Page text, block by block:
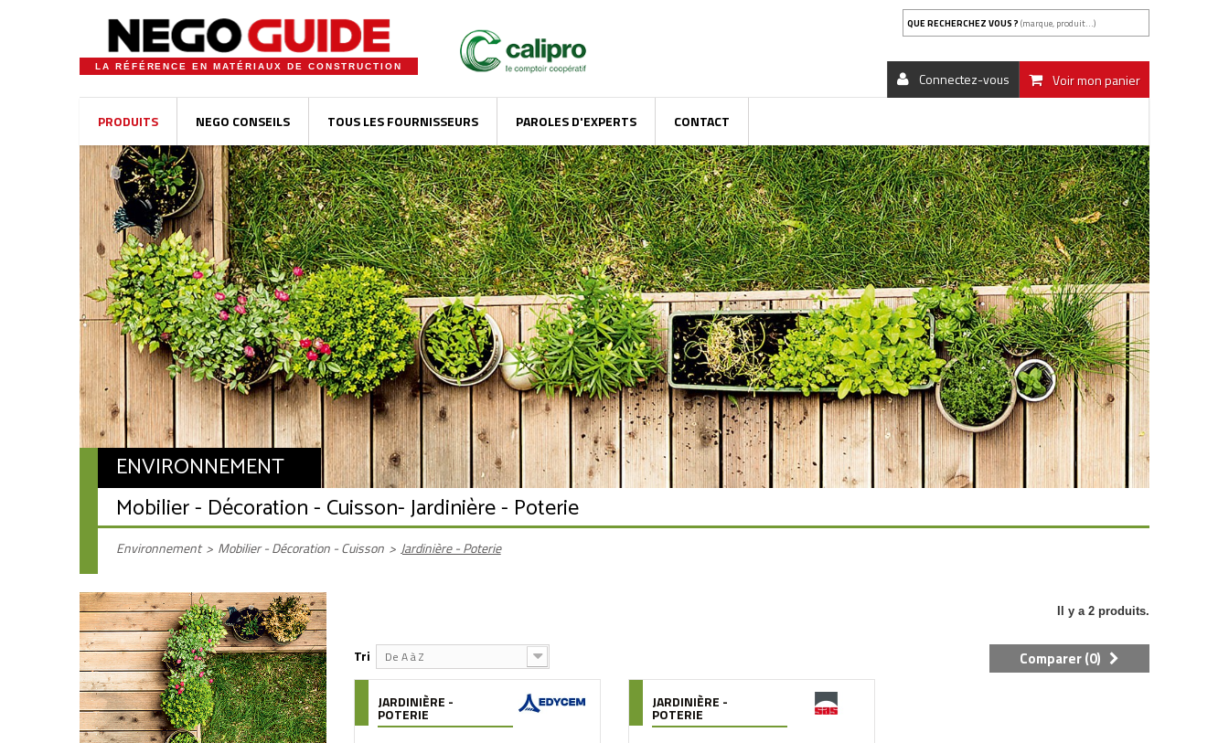
LA RÉFÉRENCE EN MATÉRIAUX DE CONSTRUCTION
QUE RECHERCHEZ VOUS ? (marque, produit...)
Voir mon panier
Connectez-vous
PRODUITS NEGO CONSEILS TOUS LES FOURNISSEURS PAROLES D'EXPERTS CONTACT
ENVIRONNEMENT
Mobilier - Décoration - Cuisson- Jardinière - Poterie
Environnement > Mobilier - Décoration - Cuisson > Jardinière - Poterie
Il y a 2 produits.
Tri De A à Z Comparer (0)
JARDINIÈRE -
POTERIE
JARDINIÈRE -
POTERIE